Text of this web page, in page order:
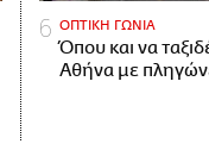
ΟΠΤΙΚΗ ΓΩΝΙΑ
Όπου και να
Αθήνα με